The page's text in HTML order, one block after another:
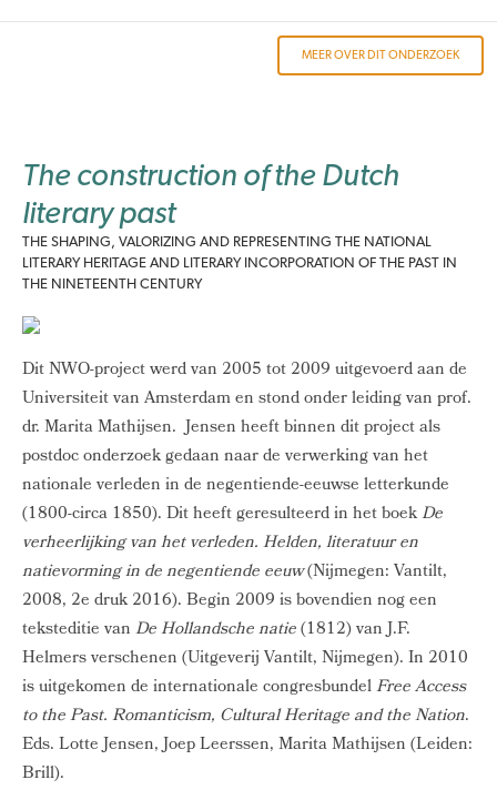
MEER OVER DIT ONDERZOEK
The construction of the Dutch
literary past
THE SHAPING, VALORIZING AND REPRESENTING THE NATIONAL
LITERARY HERITAGE AND LITERARY INCORPORATION OF THE PAST IN
THE NINETEENTH CENTURY
Dit NWO-project werd van 2005 tot 2009 uitgevoerd aan de
Universiteit van Amsterdam en stond onder leiding van prof.
dr. Marita Mathijsen. Jensen heeft binnen dit project als
postdoc onderzoek gedaan naar de verwerking van het
nationale verleden in de negentiende-eeuwse letterkunde
(1800-circa 1850). Dit heeft geresulteerd in het boekDe
verheerlijking van het verleden. Helden, literatuur en
natievorming in de negentiende eeuw(Nijmegen: Vantilt,
2008, 2e druk 2016). Begin 2009 is bovendien nog een
teksteditie vanDe Hollandsche natie(1812) van J.F.
Helmers verschenen (Uitgeverij Vantilt, Nijmegen). In 2010
is uitgekomen de internationale congresbundelFree Access
to the Past. Romanticism, Cultural Heritage and the Nation.
Eds. Lotte Jensen, Joep Leerssen, Marita Mathijsen (Leiden:
Brill).